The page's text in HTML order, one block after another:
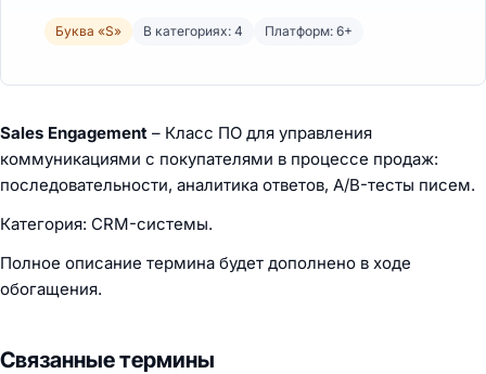
Буква «S» В категориях: 4 Платформ: 6+
Sales Engagement – Класс ПО для управления
коммуникациями с покупателями в процессе продаж:
последовательности, аналитика ответов, A/B-тесты писем.
Категория: CRM-системы.
Полное описание термина будет дополнено в ходе
обогащения.
Связанные термины